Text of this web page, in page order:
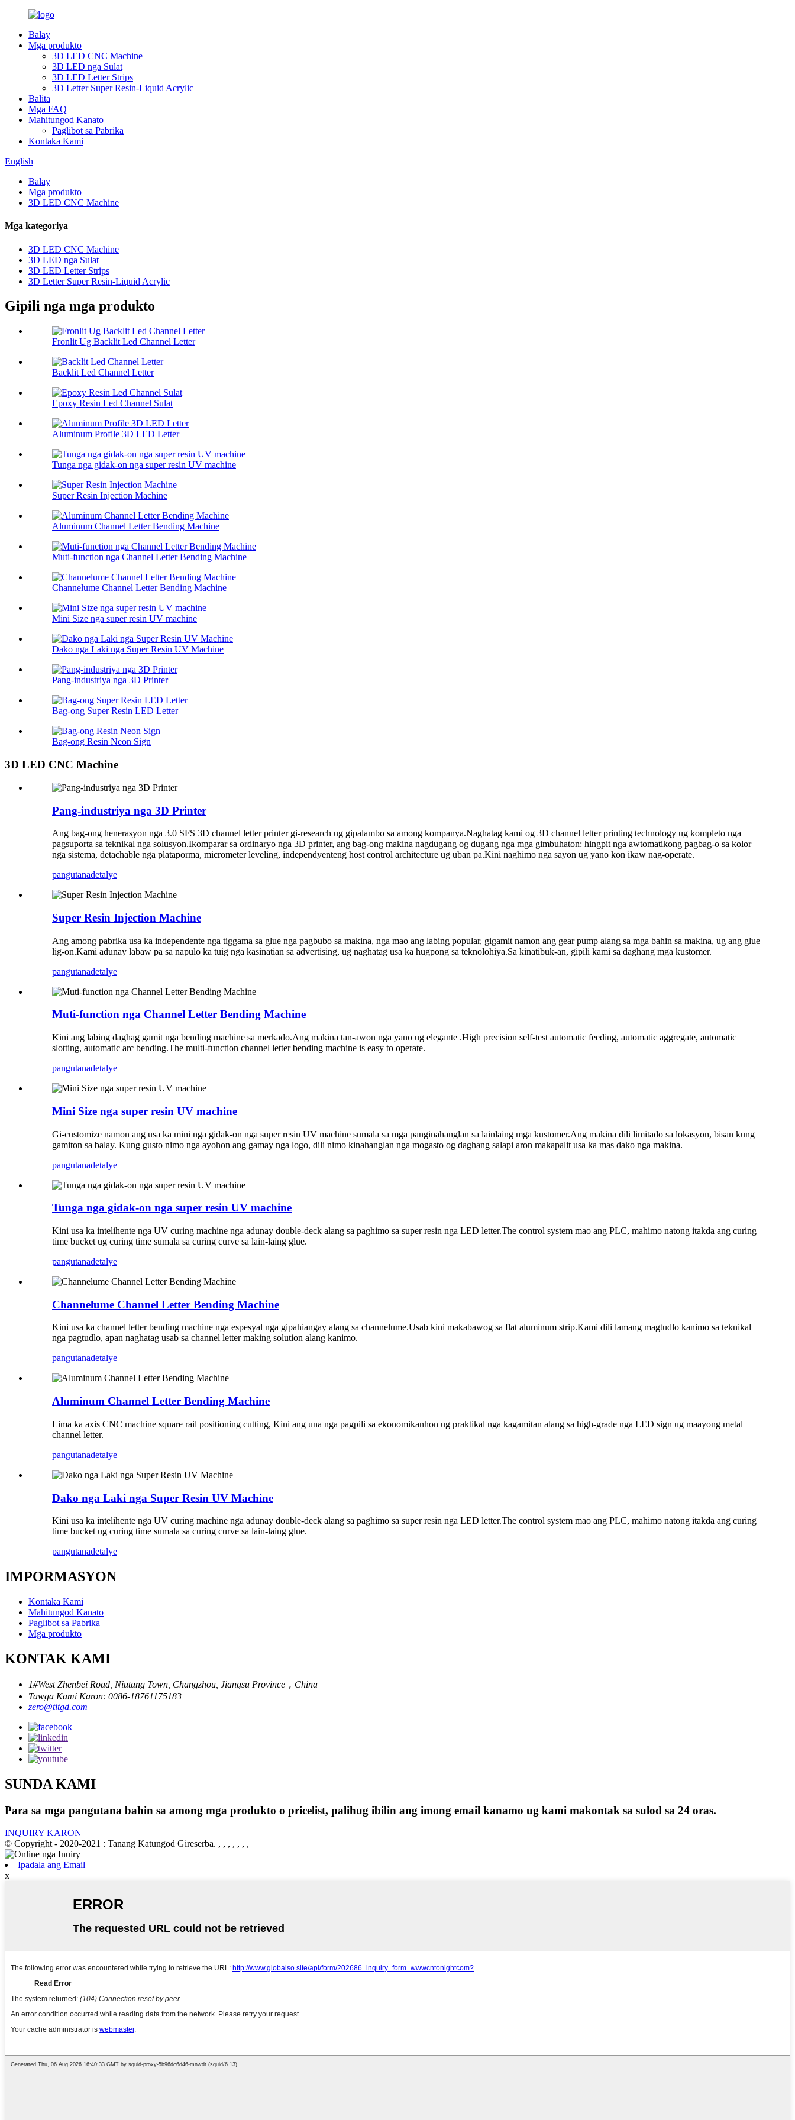
Balay
Mga produkto
3D LED CNC Machine
3D LED nga Sulat
3D LED Letter Strips
3D Letter Super Resin-Liquid Acrylic
Balita
Mga FAQ
Mahitungod Kanato
Paglibot sa Pabrika
Kontaka Kami
English
Balay
Mga produkto
3D LED CNC Machine
Mga kategoriya
3D LED CNC Machine
3D LED nga Sulat
3D LED Letter Strips
3D Letter Super Resin-Liquid Acrylic
Gipili nga mga produkto
Fronlit Ug Backlit Led Channel Letter
Backlit Led Channel Letter
Epoxy Resin Led Channel Sulat
Aluminum Profile 3D LED Letter
Tunga nga gidak-on nga super resin UV machine
Super Resin Injection Machine
Aluminum Channel Letter Bending Machine
Muti-function nga Channel Letter Bending Machine
Channelume Channel Letter Bending Machine
Mini Size nga super resin UV machine
Dako nga Laki nga Super Resin UV Machine
Pang-industriya nga 3D Printer
Bag-ong Super Resin LED Letter
Bag-ong Resin Neon Sign
3D LED CNC Machine
Pang-industriya nga 3D Printer
Ang bag-ong henerasyon nga 3.0 SFS 3D channel letter printer gi-research ug gipalambo sa among kompanya.Naghatag kami og 3D channel letter printing technology ug kompleto nga
pagsuporta sa teknikal nga solusyon.Ikomparar sa ordinaryo nga 3D printer, ang bag-ong makina nagdugang og dugang nga mga gimbuhaton: hingpit nga awtomatikong pagbag-o sa kolor
nga sistema, detachable nga plataporma, micrometer leveling, independyenteng host control architecture ug uban pa.Kini naghimo nga sayon ​​ug yano kon ikaw nag-operate.
pangutanadetalye
Super Resin Injection Machine
Ang among pabrika usa ka independente nga tiggama sa glue nga pagbubo sa makina, nga mao ang labing popular, gigamit namon ang gear pump alang sa mga bahin sa makina, ug ang glue
lig-on.Kami adunay labaw pa sa napulo ka tuig nga kasinatian sa advertising, ug naghatag usa ka hugpong sa teknolohiya.Sa kinatibuk-an, gipili kami sa daghang mga kustomer.
pangutanadetalye
Muti-function nga Channel Letter Bending Machine
Kini ang labing daghag gamit nga bending machine sa merkado.Ang makina tan-awon nga yano ug elegante .High precision self-test automatic feeding, automatic aggregate, automatic
slotting, automatic arc bending.The multi-function channel letter bending machine is easy to operate.
pangutanadetalye
Mini Size nga super resin UV machine
Gi-customize namon ang usa ka mini nga gidak-on nga super resin UV machine sumala sa mga panginahanglan sa lainlaing mga kustomer.Ang makina dili limitado sa lokasyon, bisan kung
gamiton sa balay. Kung gusto nimo nga ayohon ang gamay nga logo, dili nimo kinahanglan nga mogasto og daghang salapi aron makapalit usa ka mas dako nga makina.
pangutanadetalye
Tunga nga gidak-on nga super resin UV machine
Kini usa ka intelihente nga UV curing machine nga adunay double-deck alang sa paghimo sa super resin nga LED letter.The control system mao ang PLC, mahimo natong itakda ang curing
time bucket ug curing time sumala sa curing curve sa lain-laing glue.
pangutanadetalye
Channelume Channel Letter Bending Machine
Kini usa ka channel letter bending machine nga espesyal nga gipahiangay alang sa channelume.Usab kini makabawog sa flat aluminum strip.Kami dili lamang magtudlo kanimo sa teknikal
nga pagtudlo, apan naghatag usab sa channel letter making solution alang kanimo.
pangutanadetalye
Aluminum Channel Letter Bending Machine
Lima ka axis CNC machine square rail positioning cutting, Kini ang una nga pagpili sa ekonomikanhon ug praktikal nga kagamitan alang sa high-grade nga LED sign ug maayong metal
channel letter.
pangutanadetalye
Dako nga Laki nga Super Resin UV Machine
Kini usa ka intelihente nga UV curing machine nga adunay double-deck alang sa paghimo sa super resin nga LED letter.The control system mao ang PLC, mahimo natong itakda ang curing
time bucket ug curing time sumala sa curing curve sa lain-laing glue.
pangutanadetalye
IMPORMASYON
Kontaka Kami
Mahitungod Kanato
Paglibot sa Pabrika
Mga produkto
KONTAK KAMI
1#West Zhenbei Road, Niutang Town, Changzhou, Jiangsu Province，China
Tawga Kami Karon: 0086-18761175183
zero@tltgd.com
SUNDA KAMI
Para sa mga pangutana bahin sa among mga produkto o pricelist, palihug ibilin ang imong email kanamo ug kami makontak sa sulod sa 24 oras.
INQUIRY KARON
© Copyright - 2020-2021 : Tanang Katungod Gireserba. , , , , , , ,
Ipadala ang Email
x